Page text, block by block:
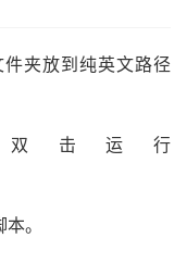
夹放到纯英文路径
双击运行
本。